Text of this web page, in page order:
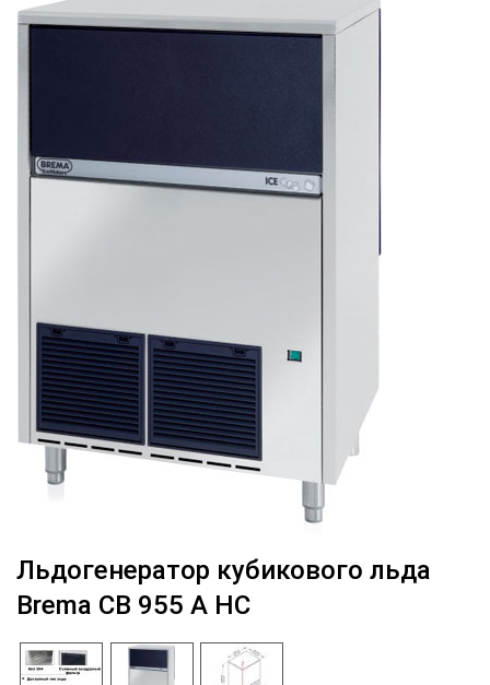
Льдогенератор кубикового льда
Brema CB 955 A HC